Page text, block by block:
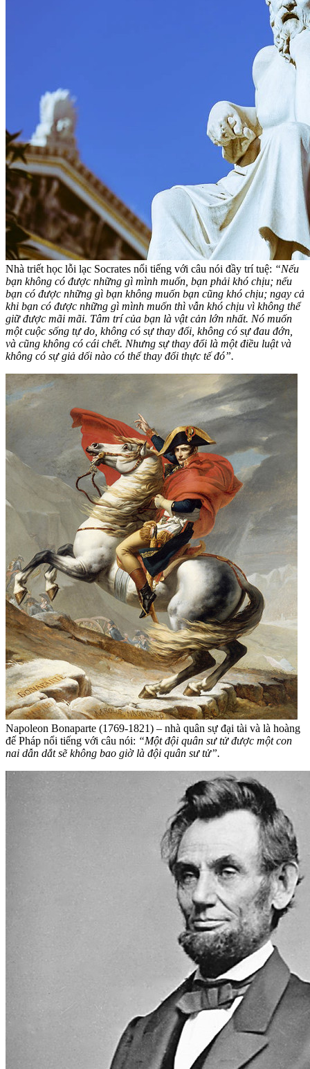
Nhà triết học lỗi lạc Socrates nổi tiếng với câu nói đầy trí tuệ: “Nếu
bạn không có được những gì mình muốn, bạn phải khó chịu; nếu
bạn có được những gì bạn không muốn bạn cũng khó chịu; ngay cả
khi bạn có được những gì mình muốn thì vẫn khó chịu vì không thể
giữ được mãi mãi. Tâm trí của bạn là vật cản lớn nhất. Nó muốn
một cuộc sống tự do, không có sự thay đổi, không có sự đau đớn,
và cũng không có cái chết. Nhưng sự thay đổi là một điều luật và
không có sự giả dối nào có thể thay đổi thực tế đó”.
Napoleon Bonaparte (1769-1821) – nhà quân sự đại tài và là hoàng
đế Pháp nổi tiếng với câu nói: “Một đội quân sư tử được một con
nai dẫn dắt sẽ không bao giờ là đội quân sư tử”.